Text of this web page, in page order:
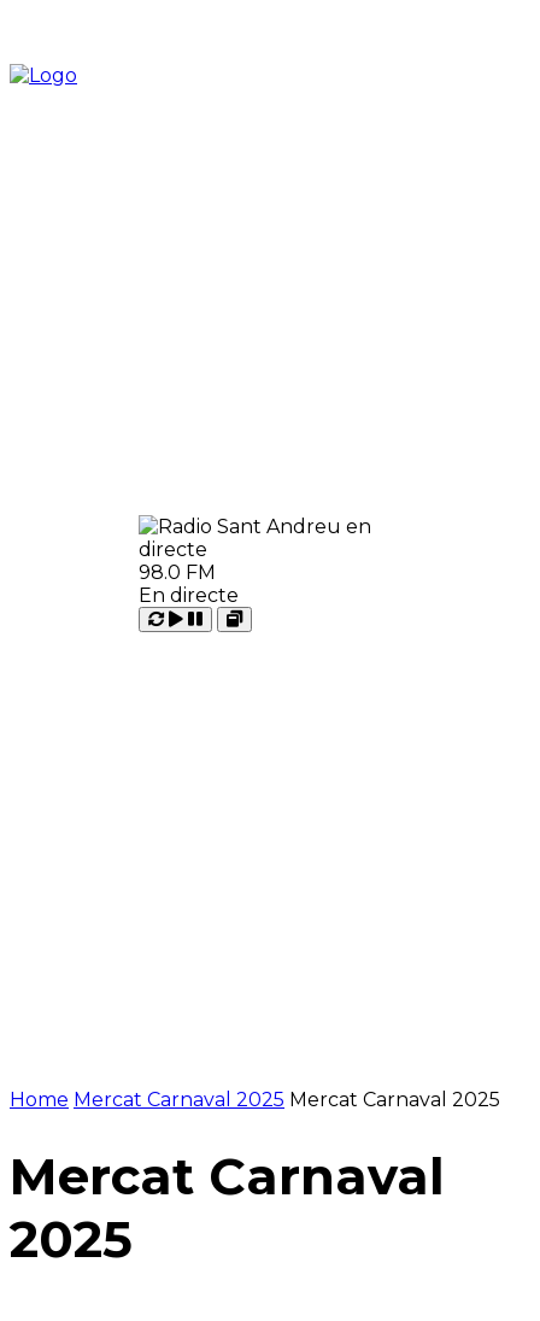
98.0 FM
En directe
Carregant
Reproduir
Pausar
Open
Home Mercat Carnaval 2025 Mercat Carnaval 2025
Mercat Carnaval
2025